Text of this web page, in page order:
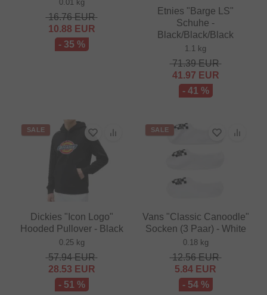
0.01 kg
16.76EUR
10.88 EUR
- 35 %
Etnies "Barge LS"
Schuhe -
Black/Black/Black
1.1 kg
71.39EUR
41.97 EUR
- 41 %
SALE
Dickies "Icon Logo"
Hooded Pullover - Black
0.25 kg
57.94EUR
28.53 EUR
- 51 %
SALE
Vans "Classic Canoodle"
Socken (3 Paar) - White
0.18 kg
12.56EUR
5.84 EUR
- 54 %